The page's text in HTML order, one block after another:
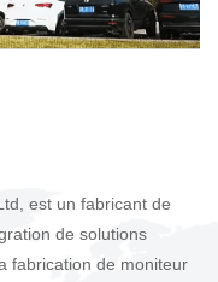
est un fabricant de
de solutions
fabrication de moniteur